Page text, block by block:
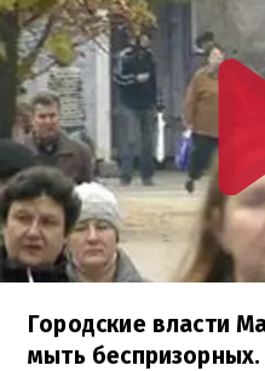
Городские власти
мыть